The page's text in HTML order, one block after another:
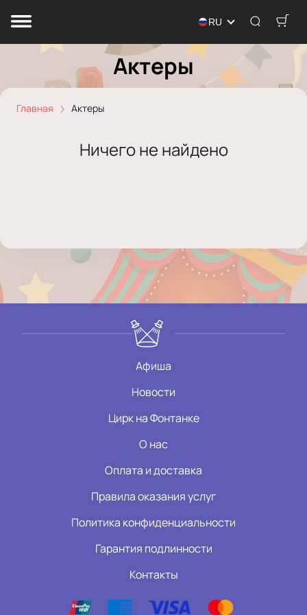
RU
Актеры
Главная Актеры
Ничего не найдено
Афиша
Новости
Цирк на Фонтанке
О нас
Оплата и доставка
Правила оказания услуг
Политика конфиденциальности
Гарантия подлинности
Контакты